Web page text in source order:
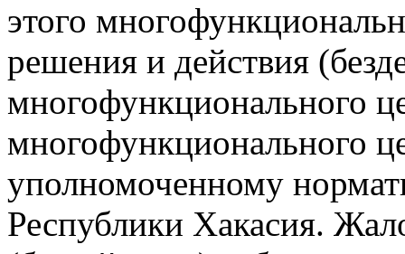
этого
решения и действия
многофункционального
многофункционального
уполномоченному
Республики Хакасия.